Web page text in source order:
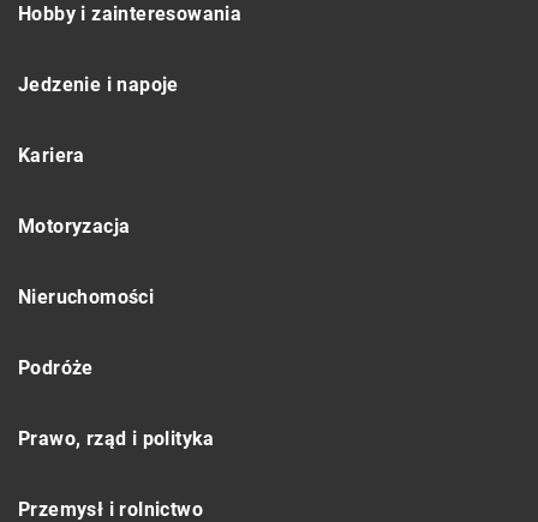
Hobby i zainteresowania
Jedzenie i napoje
Kariera
Motoryzacja
Nieruchomości
Podróże
Prawo, rząd i polityka
Przemysł i rolnictwo